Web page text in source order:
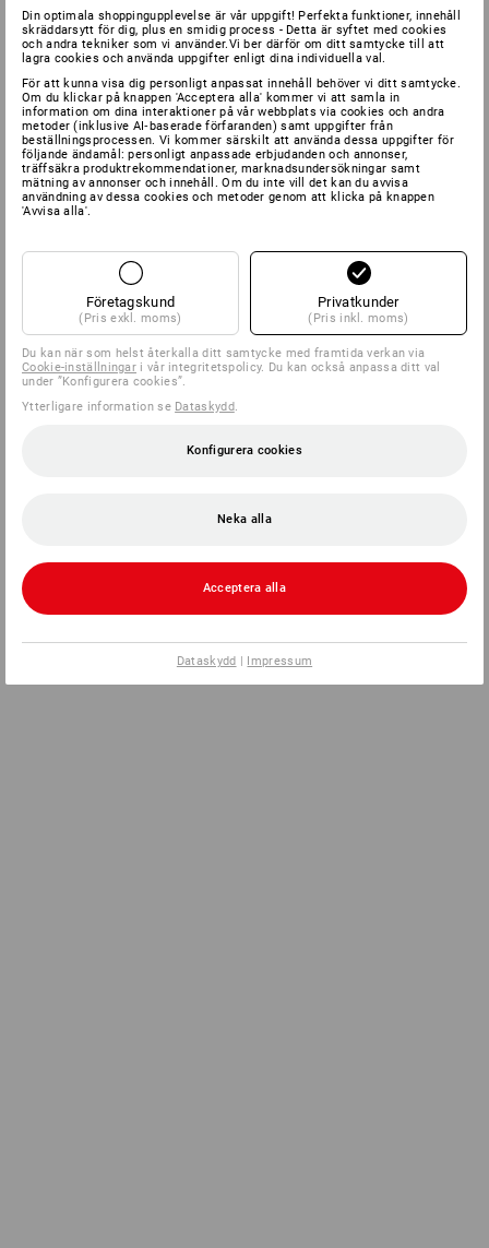
Din optimala shoppingupplevelse är vår uppgift! Perfekta funktioner, innehåll
skräddarsytt för dig, plus en smidig process - Detta är syftet med cookies
och andra tekniker som vi använder.Vi ber därför om ditt samtycke till att
lagra cookies och använda uppgifter enligt dina individuella val.
För att kunna visa dig personligt anpassat innehåll behöver vi ditt samtycke.
Om du klickar på knappen 'Acceptera alla' kommer vi att samla in
information om dina interaktioner på vår webbplats via cookies och andra
metoder (inklusive AI‑baserade förfaranden) samt uppgifter från
beställningsprocessen. Vi kommer särskilt att använda dessa uppgifter för
följande ändamål: personligt anpassade erbjudanden och annonser,
träffsäkra produktrekommendationer, marknadsundersökningar samt
mätning av annonser och innehåll. Om du inte vill det kan du avvisa
användning av dessa cookies och metoder genom att klicka på knappen
'Avvisa alla'.
Företagskund
(Pris exkl. moms)
Privatkunder
(Pris inkl. moms)
Du kan när som helst återkalla ditt samtycke med framtida verkan via
Cookie-inställningar i vår integritetspolicy. Du kan också anpassa ditt val
under ”Konfigurera cookies”.
Ytterligare information se Dataskydd.
Konfigurera cookies
Neka alla
Acceptera alla
Dataskydd | Impressum